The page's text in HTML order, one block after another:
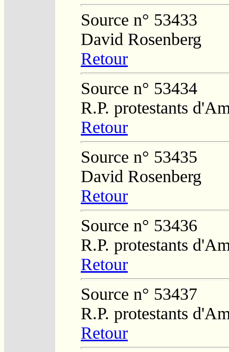
Source n° 53433
David Rosenberg
Retour
Source n° 53434
R.P. protestants
Retour
Source n° 53435
David Rosenberg
Retour
Source n° 53436
R.P. protestants
Retour
Source n° 53437
R.P. protestants
Retour